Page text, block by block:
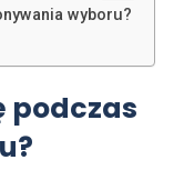
wyboru?
podczas